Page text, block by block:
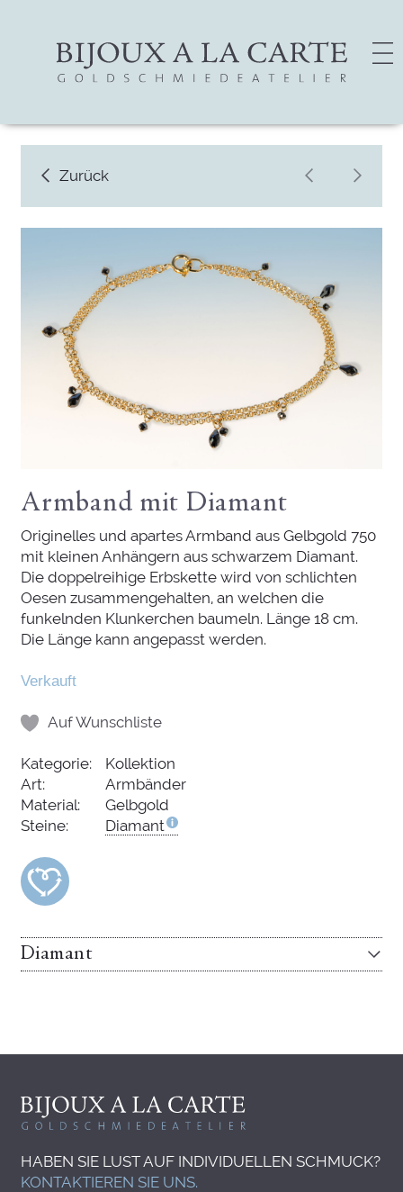
Zurück
Armband mit Diamant
Originelles und apartes Armband aus Gelbgold 750
mit kleinen Anhängern aus schwarzem Diamant.
Die doppelreihige Erbskette wird von schlichten
Oesen zusammengehalten, an welchen die
funkelnden Klunkerchen baumeln. Länge 18 cm.
Die Länge kann angepasst werden.
Verkauft
Auf Wunschliste
Kategorie:
Kollektion
Art:
Armbänder
Material:
Gelbgold
Steine:
Diamant
Diamant
HABEN SIE LUST AUF INDIVIDUELLEN SCHMUCK?
KONTAKTIEREN SIE UNS.